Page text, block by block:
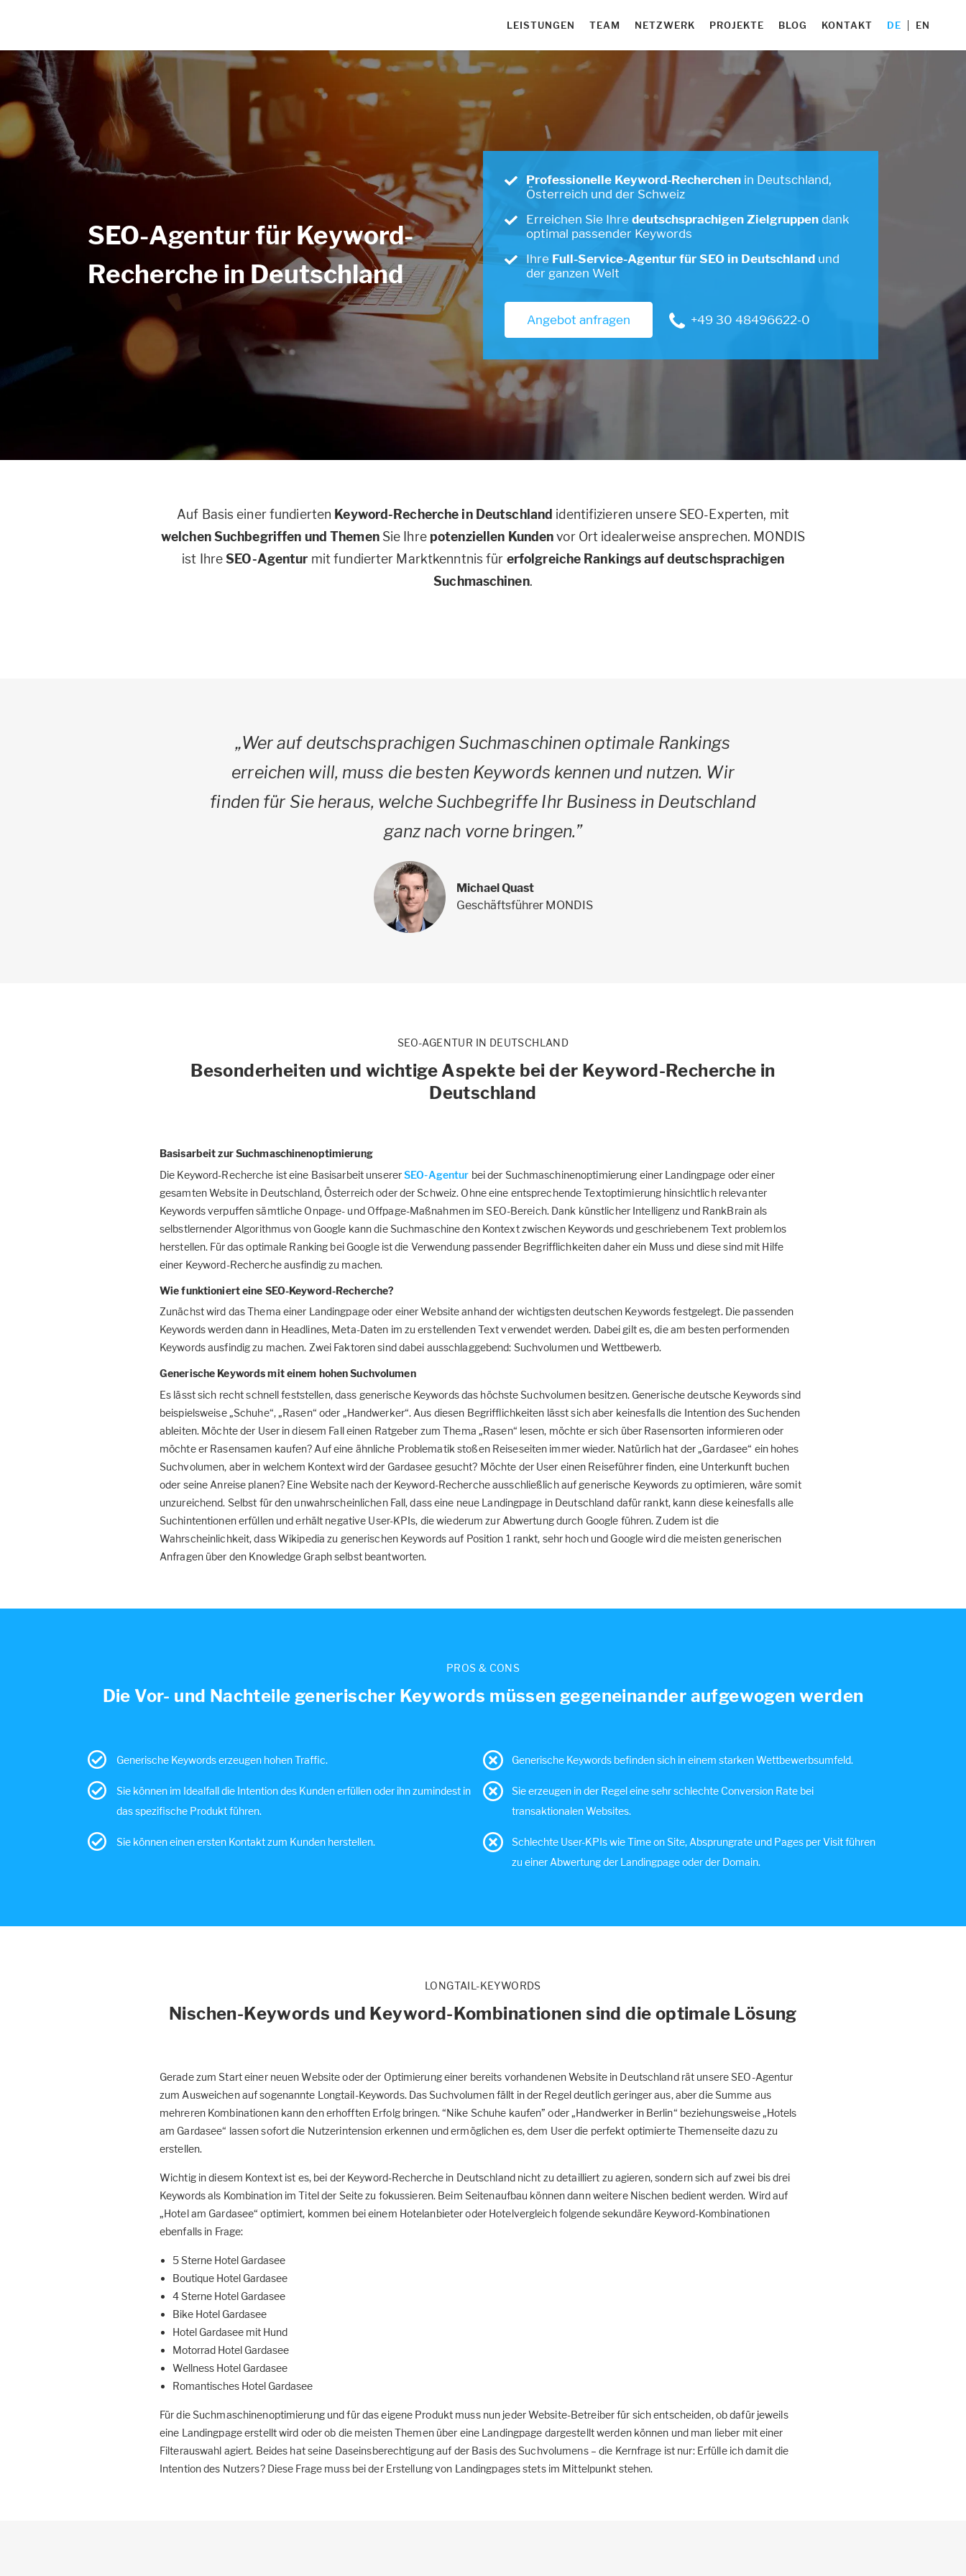
LEISTUNGEN TEAM NETZWERK PROJEKTE BLOG KONTAKT DE EN
SEO-Agentur für Keyword-
Recherche in Deutschland
Professionelle Keyword-Recherchen in Deutschland,
Österreich und der Schweiz
Erreichen Sie Ihre deutschsprachigen Zielgruppen dank
optimal passender Keywords
Ihre Full-Service-Agentur für SEO in Deutschland und
der ganzen Welt
Angebot anfragen +49 30 48496622-0
Auf Basis einer fundierten Keyword-Recherche in Deutschland identifizieren unsere SEO-Experten, mit
welchen Suchbegriffen und ThemenSie Ihre potenziellen Kundenvor Ort idealerweise ansprechen. MONDIS
ist IhreSEO-Agentur mit fundierter Marktkenntnis für erfolgreiche Rankings auf deutschsprachigen
Suchmaschinen.
„Wer auf deutschsprachigen Suchmaschinen optimale Rankings
erreichen will, muss die besten Keywords kennen und nutzen. Wir
finden für Sie heraus, welche Suchbegriffe Ihr Business in Deutschland
ganz nach vorne bringen.”
Michael Quast
Geschäftsführer MONDIS
SEO-AGENTUR IN DEUTSCHLAND
Besonderheiten und wichtige Aspekte bei der Keyword-Recherche in
Deutschland
Basisarbeit zur Suchmaschinenoptimierung
Die Keyword-Recherche ist eine Basisarbeit unsererSEO-Agentur bei der Suchmaschinenoptimierung einer Landingpage oder einer
gesamten Website in Deutschland, Österreich oder der Schweiz. Ohne eine entsprechende Textoptimierung hinsichtlich relevanter
Keywords verpuffen sämtliche Onpage- und Offpage-Maßnahmen im SEO-Bereich. Dank künstlicher Intelligenz und RankBrain als
selbstlernender Algorithmus von Google kann die Suchmaschine den Kontext zwischen Keywords und geschriebenem Text problemlos
herstellen. Für das optimale Ranking bei Google ist die Verwendung passender Begrifflichkeiten daher ein Muss und diese sind mit Hilfe
einer Keyword-Recherche ausfindig zu machen.
Wie funktioniert eine SEO-Keyword-Recherche?
Zunächst wird das Thema einer Landingpage oder einer Website anhand der wichtigsten deutschen Keywords festgelegt. Die passenden
Keywords werden dann in Headlines, Meta-Daten im zu erstellenden Text verwendet werden. Dabei gilt es, die am besten performenden
Keywords ausfindig zu machen. Zwei Faktoren sind dabei ausschlaggebend: Suchvolumen und Wettbewerb.
Generische Keywords mit einem hohen Suchvolumen
Es lässt sich recht schnell feststellen, dass generische Keywords das höchste Suchvolumen besitzen. Generische deutsche Keywords sind
beispielsweise „Schuhe“, „Rasen“ oder „Handwerker“. Aus diesen Begrifflichkeiten lässt sich aber keinesfalls die Intention des Suchenden
ableiten. Möchte der User in diesem Fall einen Ratgeber zum Thema „Rasen“ lesen, möchte er sich über Rasensorten informieren oder
möchte er Rasensamen kaufen? Auf eine ähnliche Problematik stoßen Reiseseiten immer wieder. Natürlich hat der „Gardasee“ ein hohes
Suchvolumen, aber in welchem Kontext wird der Gardasee gesucht? Möchte der User einen Reiseführer finden, eine Unterkunft buchen
oder seine Anreise planen? Eine Website nach der Keyword-Recherche ausschließlich auf generische Keywords zu optimieren, wäre somit
unzureichend. Selbst für den unwahrscheinlichen Fall, dass eine neue Landingpage in Deutschland dafür rankt, kann diese keinesfalls alle
Suchintentionen erfüllen und erhält negative User-KPIs, die wiederum zur Abwertung durch Google führen. Zudem ist die
Wahrscheinlichkeit, dass Wikipedia zu generischen Keywords auf Position 1 rankt, sehr hoch und Google wird die meisten generischen
Anfragen über den Knowledge Graph selbst beantworten.
PROS & CONS
Die Vor- und Nachteile generischer Keywords müssen gegeneinander aufgewogen werden
Generische Keywords erzeugen hohen Traffic.
Sie können im Idealfall die Intention des Kunden erfüllen oder ihn zumindest in
das spezifische Produkt führen.
Sie können einen ersten Kontakt zum Kunden herstellen.
Generische Keywords befinden sich in einem starken Wettbewerbsumfeld.
Sie erzeugen in der Regel eine sehr schlechte Conversion Rate bei
transaktionalen Websites.
Schlechte User-KPIs wie Time on Site, Absprungrate und Pages per Visit führen
zu einer Abwertung der Landingpage oder der Domain.
LONGTAIL-KEYWORDS
Nischen-Keywords und Keyword-Kombinationen sind die optimale Lösung
Gerade zum Start einer neuen Website oder der Optimierung einer bereits vorhandenen Website in Deutschland rät unsere SEO-Agentur
zum Ausweichen auf sogenannte Longtail-Keywords. Das Suchvolumen fällt in der Regel deutlich geringer aus, aber die Summe aus
mehreren Kombinationen kann den erhofften Erfolg bringen. “Nike Schuhe kaufen” oder „Handwerker in Berlin“ beziehungsweise „Hotels
am Gardasee“ lassen sofort die Nutzerintension erkennen und ermöglichen es, dem User die perfekt optimierte Themenseite dazu zu
erstellen.
Wichtig in diesem Kontext ist es, bei der Keyword-Recherche in Deutschland nicht zu detailliert zu agieren, sondern sich auf zwei bis drei
Keywords als Kombination im Titel der Seite zu fokussieren. Beim Seitenaufbau können dann weitere Nischen bedient werden. Wird auf
„Hotel am Gardasee“ optimiert, kommen bei einem Hotelanbieter oder Hotelvergleich folgende sekundäre Keyword-Kombinationen
ebenfalls in Frage:
5 Sterne Hotel Gardasee
Boutique Hotel Gardasee
4 Sterne Hotel Gardasee
Bike Hotel Gardasee
Hotel Gardasee mit Hund
Motorrad Hotel Gardasee
Wellness Hotel Gardasee
Romantisches Hotel Gardasee
Für die Suchmaschinenoptimierung und für das eigene Produkt muss nun jeder Website-Betreiber für sich entscheiden, ob dafür jeweils
eine Landingpage erstellt wird oder ob die meisten Themen über eine Landingpage dargestellt werden können und man lieber mit einer
Filterauswahl agiert. Beides hat seine Daseinsberechtigung auf der Basis des Suchvolumens – die Kernfrage ist nur: Erfülle ich damit die
Intention des Nutzers? Diese Frage muss bei der Erstellung von Landingpages stets im Mittelpunkt stehen.